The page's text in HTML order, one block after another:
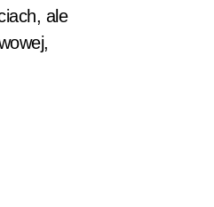
ale